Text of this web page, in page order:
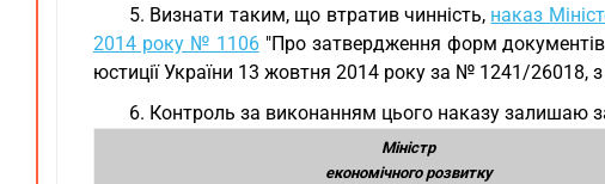
5. Визнати таким, що втратив чинність, наказ
2014 року № 1106"Про затвердження форм документів
юстиції України 13 жовтня 2014 року за № 1241/26018,
6. Контроль за виконанням цього наказу залишаю
Міністр
економічного розвитку